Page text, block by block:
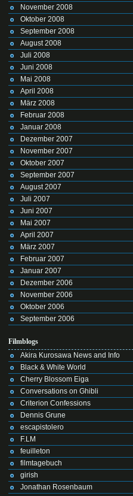
November 2008
Oktober 2008
September 2008
August 2008
Juli 2008
Juni 2008
Mai 2008
April 2008
März 2008
Februar 2008
Januar 2008
Dezember 2007
November 2007
Oktober 2007
September 2007
August 2007
Juli 2007
Juni 2007
Mai 2007
April 2007
März 2007
Februar 2007
Januar 2007
Dezember 2006
November 2006
Oktober 2006
September 2006
Filmblogs
Akira Kurosawa News and Info
Black & White World
Cherry Blossom Eiga
Conversations on Ghibli
Criterion Confessions
Dennis Grune
escapistolero
F.LM
feuilleton
filmtagebuch
girish
Jonathan Rosenbaum